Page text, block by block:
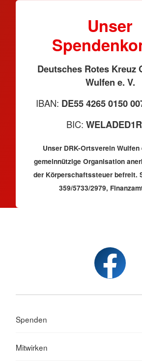
Unser
Deutsches Rotes Kreuz
Wulfen e. V.
IBAN: DE55 4265 0150
BIC:
Unser DRK-Ortsverein
gemeinnützige Organisation
der Körperschaftssteuer befreit.
359/5733/2979,
Spenden
Mitwirken